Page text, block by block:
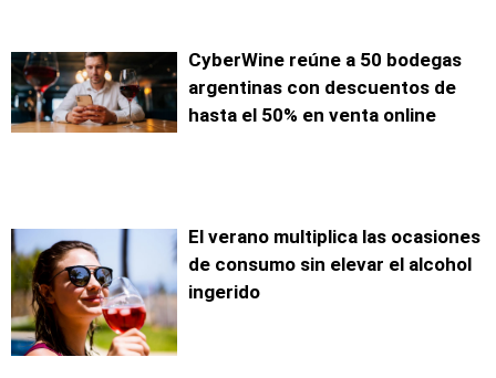
CyberWine reúne a 50 bodegas
argentinas con descuentos de
hasta el 50% en venta online
El verano multiplica las ocasiones
de consumo sin elevar el alcohol
ingerido